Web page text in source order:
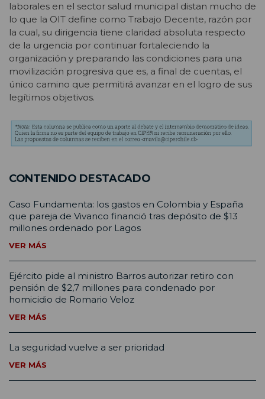
laborales en el sector salud municipal distan mucho de
lo que la OIT define como Trabajo Decente, razón por
la cual, su dirigencia tiene claridad absoluta respecto
de la urgencia por continuar fortaleciendo la
organización y preparando las condiciones para una
movilización progresiva que es, a final de cuentas, el
único camino que permitirá avanzar en el logro de sus
legítimos objetivos.
CONTENIDO DESTACADO
Caso Fundamenta: los gastos en Colombia y España
que pareja de Vivanco financió tras depósito de $13
millones ordenado por Lagos
VER MÁS
Ejército pide al ministro Barros autorizar retiro con
pensión de $2,7 millones para condenado por
homicidio de Romario Veloz
VER MÁS
La seguridad vuelve a ser prioridad
VER MÁS